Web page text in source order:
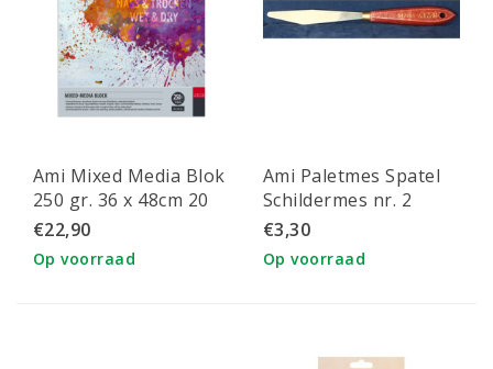
Ami Mixed Media Blok
250 gr. 36 x 48cm 20
vel
€22,90
Op voorraad
Ami Paletmes Spatel
Schildermes nr. 2
€3,30
Op voorraad